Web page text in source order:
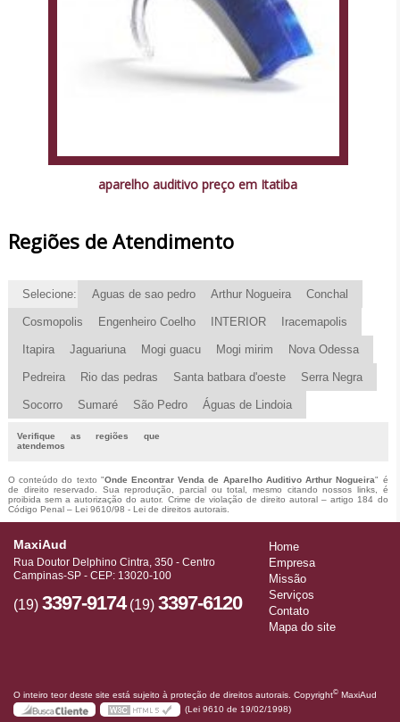
aparelho auditivo preço em Itatiba
Regiões de Atendimento
Selecione: Aguas de sao pedro Arthur Nogueira Conchal
Cosmopolis Engenheiro Coelho INTERIOR Iracemapolis
Itapira Jaguariuna Mogi guacu Mogi mirim Nova Odessa
Pedreira Rio das pedras Santa batbara d'oeste Serra Negra
Socorro Sumaré São Pedro Águas de Lindoia
Verifique as regiões que
atendemos
O conteúdo do texto "Onde Encontrar Venda de Aparelho Auditivo Arthur Nogueira" é
de direito reservado. Sua reprodução, parcial ou total, mesmo citando nossos links, é
proibida sem a autorização do autor. Crime de violação de direito autoral – artigo 184 do
Código Penal – Lei 9610/98 - Lei de direitos autorais.
MaxiAud
Rua Doutor Delphino Cintra, 350 - Centro
Campinas-SP - CEP: 13020-100
(19) 3397-9174(19) 3397-6120
Home
Empresa
Missão
Serviços
Contato
Mapa do site
O inteiro teor deste site está sujeito à proteção de direitos autorais. Copyright© MaxiAud
(Lei 9610 de 19/02/1998)